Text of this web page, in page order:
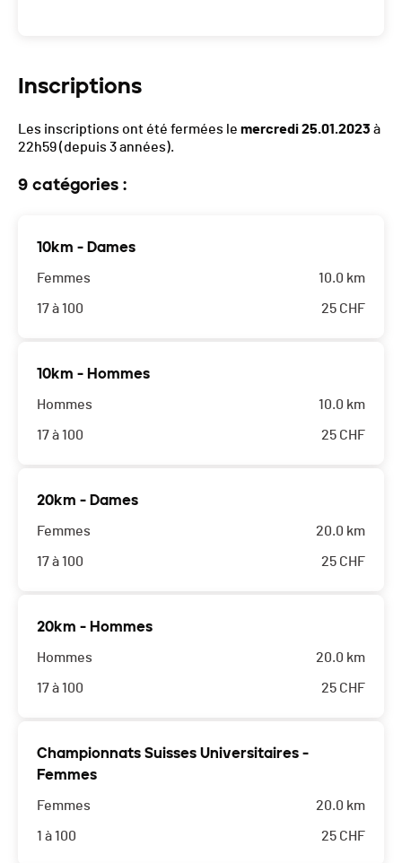
Inscriptions
Les inscriptions ont été fermées le mercredi 25.01.2023 à
22h59(depuis 3 années).
9 catégories :
10km - Dames
Femmes
17 à 100
10.0 km
25 CHF
10km - Hommes
Hommes
17 à 100
10.0 km
25 CHF
20km - Dames
Femmes
17 à 100
20.0 km
25 CHF
20km - Hommes
Hommes
17 à 100
20.0 km
25 CHF
Championnats Suisses Universitaires -
Femmes
Femmes
1 à 100
20.0 km
25 CHF